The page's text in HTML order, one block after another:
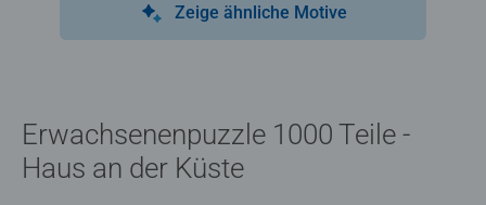
Zeige ähnliche Motive
Erwachsenenpuzzle 1000 Teile -
Haus an der Küste